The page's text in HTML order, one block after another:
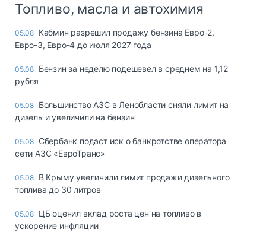
Топливо, масла и автохимия
05.08 Кабмин разрешил продажу бензина Евро-2,
Евро-3, Евро-4 до июля 2027 года
05.08 Бензин за неделю подешевел в среднем на 1,12
рубля
05.08 Большинство АЗС в Ленобласти сняли лимит на
дизель и увеличили на бензин
05.08 Сбербанк подаст иск о банкротстве оператора
сети АЗС «ЕвроТранс»
05.08 В Крыму увеличили лимит продажи дизельного
топлива до 30 литров
05.08 ЦБ оценил вклад роста цен на топливо в
ускорение инфляции